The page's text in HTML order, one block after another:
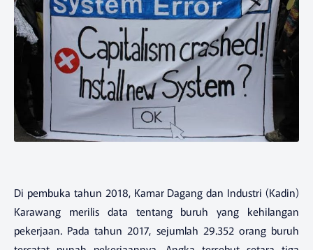
Di pembuka tahun 2018, Kamar Dagang dan Industri (Kadin)
Karawang merilis data tentang buruh yang kehilangan
pekerjaan. Pada tahun 2017, sejumlah 29.352 orang buruh